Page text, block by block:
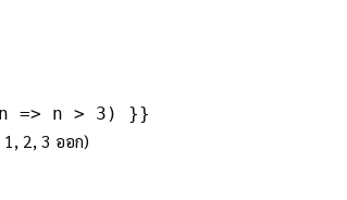
n > 3) }}
2, 3 ออก)